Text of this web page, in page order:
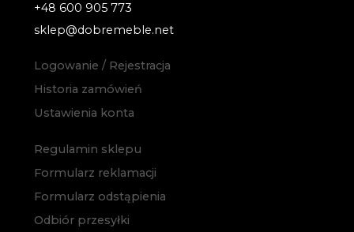
+48 600 905 773
sklep@dobremeble.net
Logowanie / Rejestracja
Historia zamówień
Ustawienia konta
Regulamin sklepu
Formularz reklamacji
Formularz odstąpienia
Odbiór przesyłki